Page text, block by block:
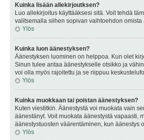
Kuinka lisään allekirjoutksen?
Luo allekirjoitus käyttääksesi sitä. Voit tehdä
valitsemalla siihen sopivan vaihtoehdon
Ylös
Kuinka luon äänestyksen?
Äänestyksen luominen on helppoa. Kun olet
Sinun tulee antaa äänestykselle otsikko ja
voi olla myös rajoitettu ja se riippuu
Ylös
Kuinka muokkaan tai poistan äänestyksen?
Kuten viestitkin. Äänestystä voi muokata vain
äänestänyt. Voit muokata äänestystä vapaasti,
äänestystuosten väärentäminen, kun äänestys
Ylös